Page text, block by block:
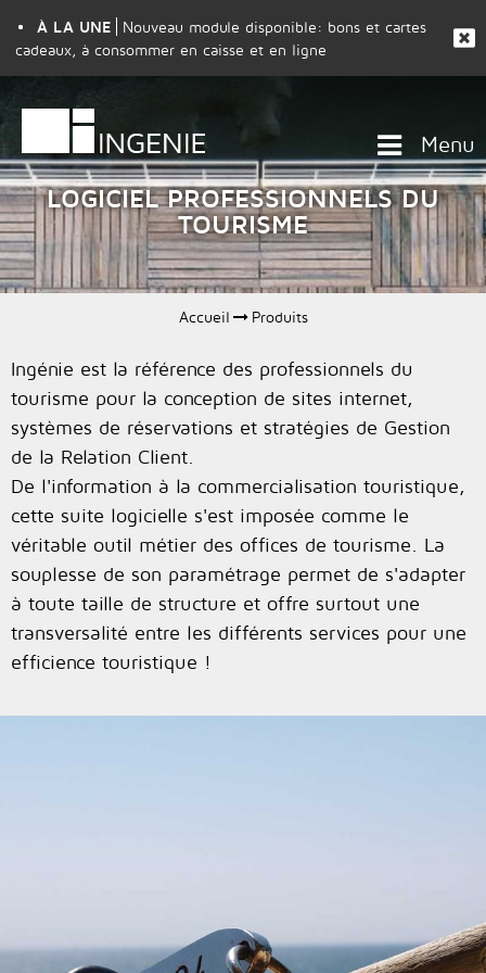
À LA UNE
Nouveau module disponible: bons et cartes
cadeaux, à consommer en caisse et en ligne
Menu
Accueil Produits
LOGICIEL PROFESSIONNELS DU
TOURISME
Ingénie est la référence des professionnels du
tourisme pour la conception de sites internet,
systèmes de réservations et stratégies de Gestion
de la Relation Client.
De l'information à la commercialisation touristique,
cette suite logicielle s'est imposée comme le
véritable outil métier des offices de tourisme. La
souplesse de son paramétrage permet de s'adapter
à toute taille de structure et offre surtout une
transversalité entre les différents services pour une
efficience touristique !